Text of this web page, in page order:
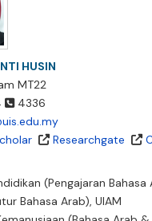
HUSIN
MT22
4336
Researchgate
(Pengajaran Bahasa
Bahasa Arab), UIAM